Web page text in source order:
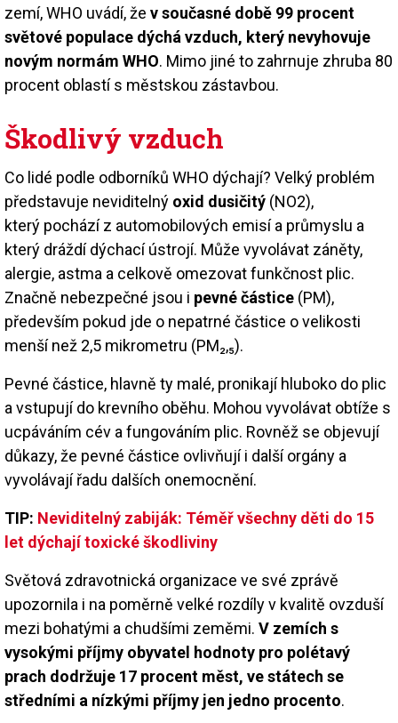
zemí, WHO uvádí, že v současné době 99 procent
světové populace dýchá vzduch, který nevyhovuje
novým normám WHO. Mimo jiné to zahrnuje zhruba 80
procent oblastí s městskou zástavbou.
Škodlivý vzduch
Co lidé podle odborníků WHO dýchají? Velký problém
představuje neviditelný oxid dusičitý (NO2),
který pochází z automobilových emisí a průmyslu a
který dráždí dýchací ústrojí. Může vyvolávat záněty,
alergie, astma a celkově omezovat funkčnost plic.
Značně nebezpečné jsou i pevné částice (PM),
především pokud jde o nepatrné částice o velikosti
menší než 2,5 mikrometru (PM₂,₅).
Pevné částice, hlavně ty malé, pronikají hluboko do plic
a vstupují do krevního oběhu. Mohou vyvolávat obtíže s
ucpáváním cév a fungováním plic. Rovněž se objevují
důkazy, že pevné částice ovlivňují i další orgány a
vyvolávají řadu dalších onemocnění.
TIP: Neviditelný zabiják: Téměř všechny děti do 15
let dýchají toxické škodliviny
Světová zdravotnická organizace ve své zprávě
upozornila i na poměrně velké rozdíly v kvalitě ovzduší
mezi bohatými a chudšími zeměmi. V zemích s
vysokými příjmy obyvatel hodnoty pro polétavý
prach dodržuje 17 procent měst, ve státech se
středními a nízkými příjmy jen jedno procento.